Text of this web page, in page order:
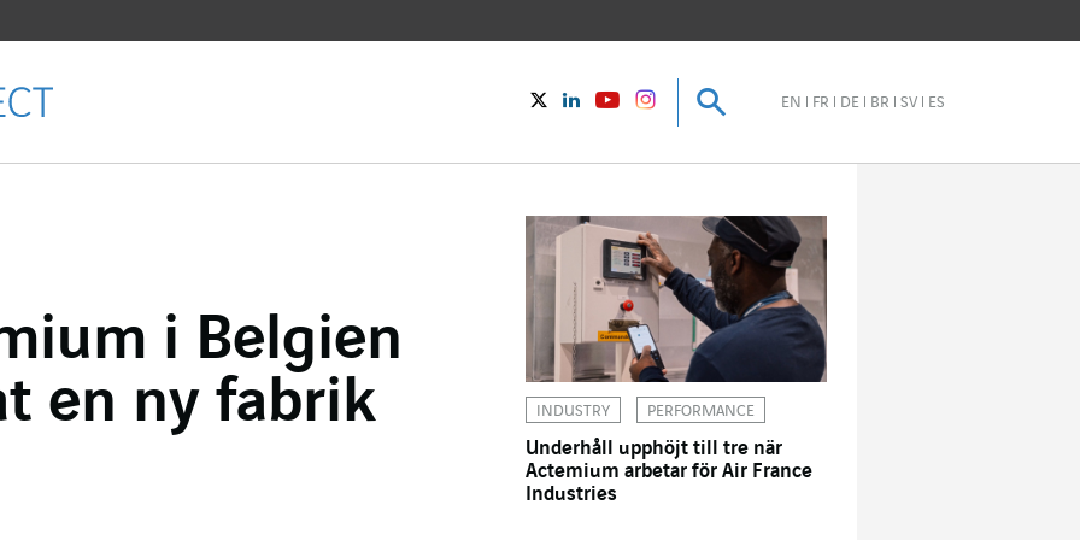
TwitterLinkedInYoutubeinstagram EN FR DE BR SV ES
Sök
i Belgien
en ny fabrik
INDUSTRY PERFORMANCE
Underhåll upphöjt till tre när
Actemium arbetar för Air France
Industries